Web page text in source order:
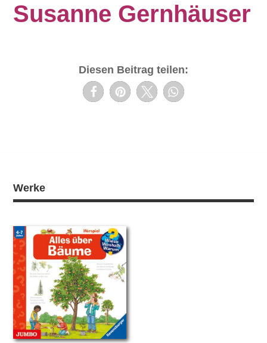
Susanne Gernhäuser
Diesen Beitrag teilen:
Werke